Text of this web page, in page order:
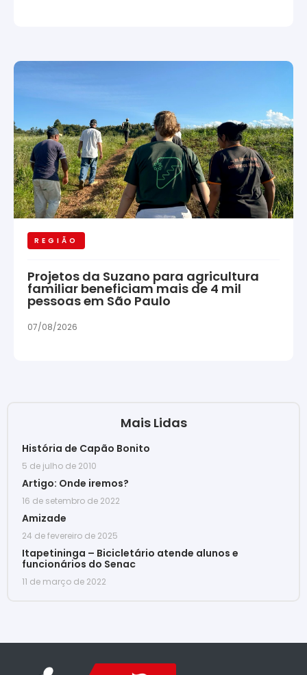
REGIÃO
Projetos da Suzano para agricultura
familiar beneficiam mais de 4 mil
pessoas em São Paulo
07/08/2026
Mais Lidas
História de Capão Bonito
5 de julho de 2010
Artigo: Onde iremos?
16 de setembro de 2022
Amizade
24 de fevereiro de 2025
Itapetininga – Bicicletário atende alunos e
funcionários do Senac
11 de março de 2022